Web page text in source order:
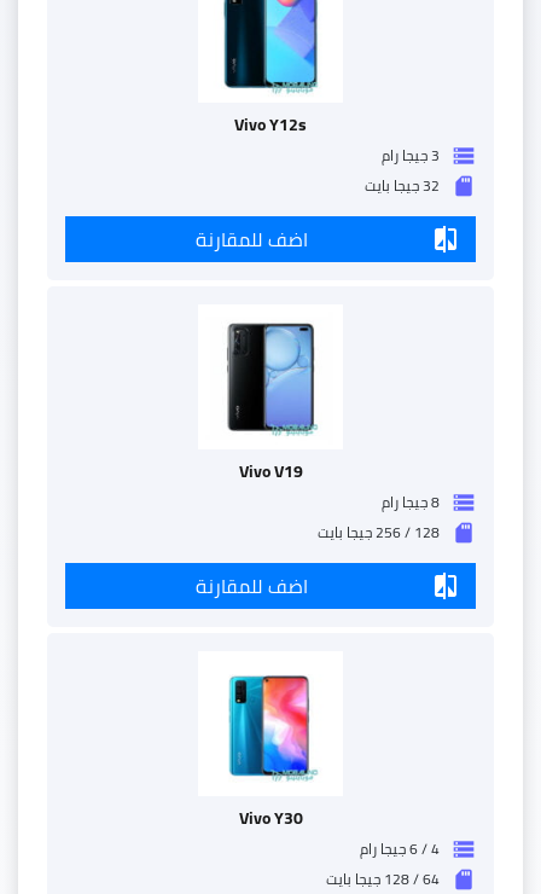
Vivo Y12s
storage 3 جيجا رام
sd_storage 32 جيجا بايت
compare اضف للمقارنة
Vivo V19
storage 8 جيجا رام
sd_storage 128 / 256 جيجا بايت
compare اضف للمقارنة
Vivo Y30
storage 4 / 6 جيجا رام
sd_storage 64 / 128 جيجا بايت